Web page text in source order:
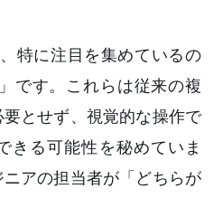
特に注目を集めているの
です。これらは従来の複
とせず、視覚的な操作で
きる可能性を秘めていま
アの担当者が「どちらが